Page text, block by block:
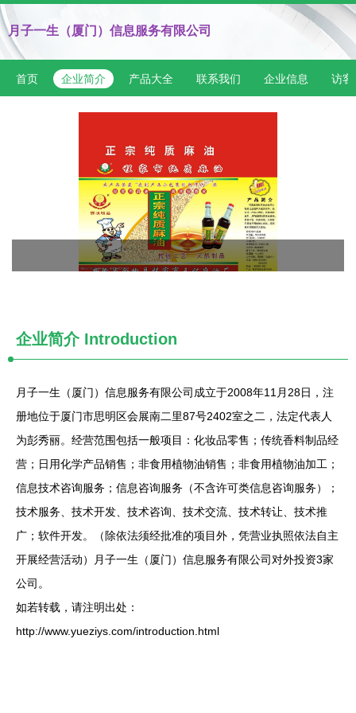
月子一生（厦门）信息服务有限公司
首页 企业简介 产品大全 联系我们 企业信息 访客
企业简介 Introduction
月子一生（厦门）信息服务有限公司成立于2008年11月28日，注
册地位于厦门市思明区会展南二里87号2402室之二，法定代表人
为彭秀丽。经营范围包括一般项目：化妆品零售；传统香料制品经
营；日用化学产品销售；非食用植物油销售；非食用植物油加工；
信息技术咨询服务；信息咨询服务（不含许可类信息咨询服务）；
技术服务、技术开发、技术咨询、技术交流、技术转让、技术推
广；软件开发。（除依法须经批准的项目外，凭营业执照依法自主
开展经营活动）月子一生（厦门）信息服务有限公司对外投资3家
公司。
如若转载，请注明出处：
http://www.yueziys.com/introduction.html